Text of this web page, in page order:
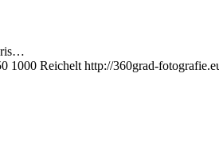
1000 Reichelt http://360grad-